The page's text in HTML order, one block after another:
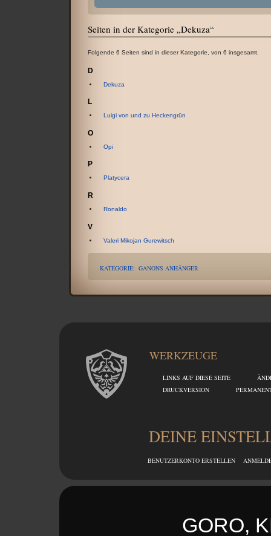
Seiten in der Kategorie „Dekuza“
Folgende 6 Seiten sind in dieser Kategorie, von 6 insgesamt.
D
Dekuza
L
Luigi von und zu Heckengrün
O
Opi
P
Platycera
R
Ronaldo
V
Valeri Mikojan Gurewitsch
KATEGORIE: GANONS ANHÄNGER
WERKZEUGE
LINKS AUF DIESE SEITE
DRUCKVERSION
DEINE
BENUTZERKONTO ERSTELLEN
GORO,